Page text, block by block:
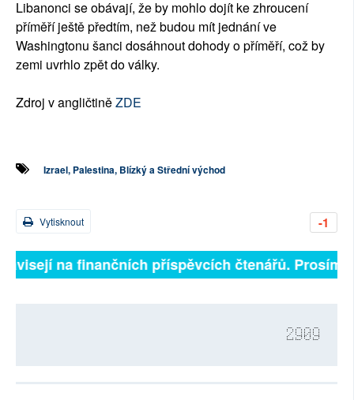
Libanonci se obávají, že by mohlo dojít ke zhroucení
příměří ještě předtím, než budou mít jednání ve
Washingtonu šanci dosáhnout dohody o příměří, což by
zemi uvrhlo zpět do války.
Zdroj v angličtiněZDE
Izrael, Palestina, Blízký a Střední východ
-1
Vytisknout
na finančních příspěvcích čtenářů. Prosíme,
2909